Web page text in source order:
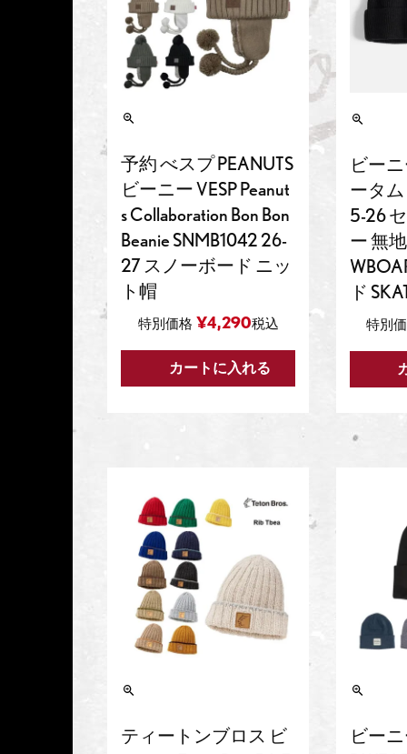
予約 べスプ PEANUTS
ビーニー VESP Peanut
s Collaboration Bon Bon
Beanie SNMB1042 26-
27 スノーボード ニッ
ト帽
特別価格 ¥4,290税込
カートに入れる
ビー
ータム
5-26
ー 無
ド
特別
ティートンブロス ビ
ビー